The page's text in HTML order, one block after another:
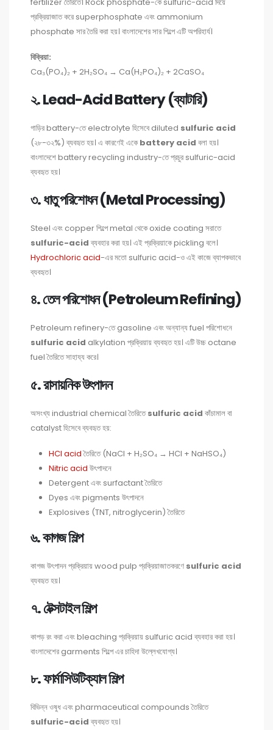
প্রক্রিয়াজাত করে superphosphate এবং ammonium
phosphate সার তৈরি করা হয়। বাংলাদেশের সার শিল্পে এটি অপরিহার্য।
বিক্রিয়া:
Ca₃(PO₄)₂ + 2H₂SO₄ → Ca(H₂PO₄)₂ + 2CaSO₄
২. Lead-Acid Battery (ব্যাটারি)
গাড়ির battery-তে electrolyte হিসেবে diluted sulfuric acid
(২৮-৩২%) ব্যবহৃত হয়। এ কারণেই একে battery acid বলা হয়।
বাংলাদেশে battery recycling industry-তে প্রচুর sulfuric-acid
ব্যবহৃত হয়।
৩. ধাতু পরিশোধন (Metal Processing)
Steel এবং copper শিল্পে metal থেকে oxide coating সরাতে
sulfuric-acid ব্যবহার করা হয়। এই প্রক্রিয়াকে pickling বলে।
Hydrochloric acid-এর মতো sulfuric acid-ও এই কাজে ব্যাপকভাবে
ব্যবহৃত।
৪. তেল পরিশোধন (Petroleum Refining)
Petroleum refinery-তে gasoline এবং অন্যান্য fuel পরিশোধনে
sulfuric acid alkylation প্রক্রিয়ায় ব্যবহৃত হয়। এটি উচ্চ octane
fuel তৈরিতে সাহায্য করে।
৫. রাসায়নিক উৎপাদন
অসংখ্য industrial chemical তৈরিতেsulfuric acid কাঁচামাল বা
catalyst হিসেবে ব্যবহৃত হয়:
HCl acidতৈরিতে (NaCl + H₂SO₄ → HCl + NaHSO₄)
Nitric acid উৎপাদনে
Detergent এবং surfactant তৈরিতে
Dyes এবং pigments উৎপাদনে
Explosives (TNT, nitroglycerin) তৈরিতে
৬. কাগজ শিল্প
কাগজ উৎপাদন প্রক্রিয়ায় wood pulp প্রক্রিয়াজাতকরণে sulfuric acid
ব্যবহৃত হয়।
৭. টেক্সটাইল শিল্প
কাপড় রং করা এবং bleaching প্রক্রিয়ায় sulfuric acid ব্যবহার করা হয়।
বাংলাদেশের garments শিল্পে এর চাহিদা উল্লেখযোগ্য।
৮. ফার্মাসিউটিক্যাল শিল্প
বিভিন্ন ওষুধ এবং pharmaceutical compounds তৈরিতে
sulfuric-acid ব্যবহৃত হয়।